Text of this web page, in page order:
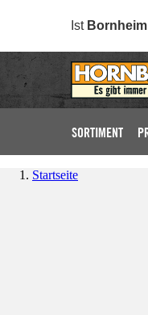
Ist
SORTIMENT
Startseite